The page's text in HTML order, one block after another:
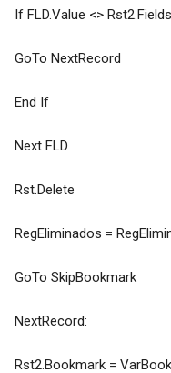
If FLD.Value <>
GoTo NextRecord
End If
Next FLD
Rst.Delete
RegEliminados =
GoTo SkipBookmark
NextRecord:
Rst2.Bookmark =